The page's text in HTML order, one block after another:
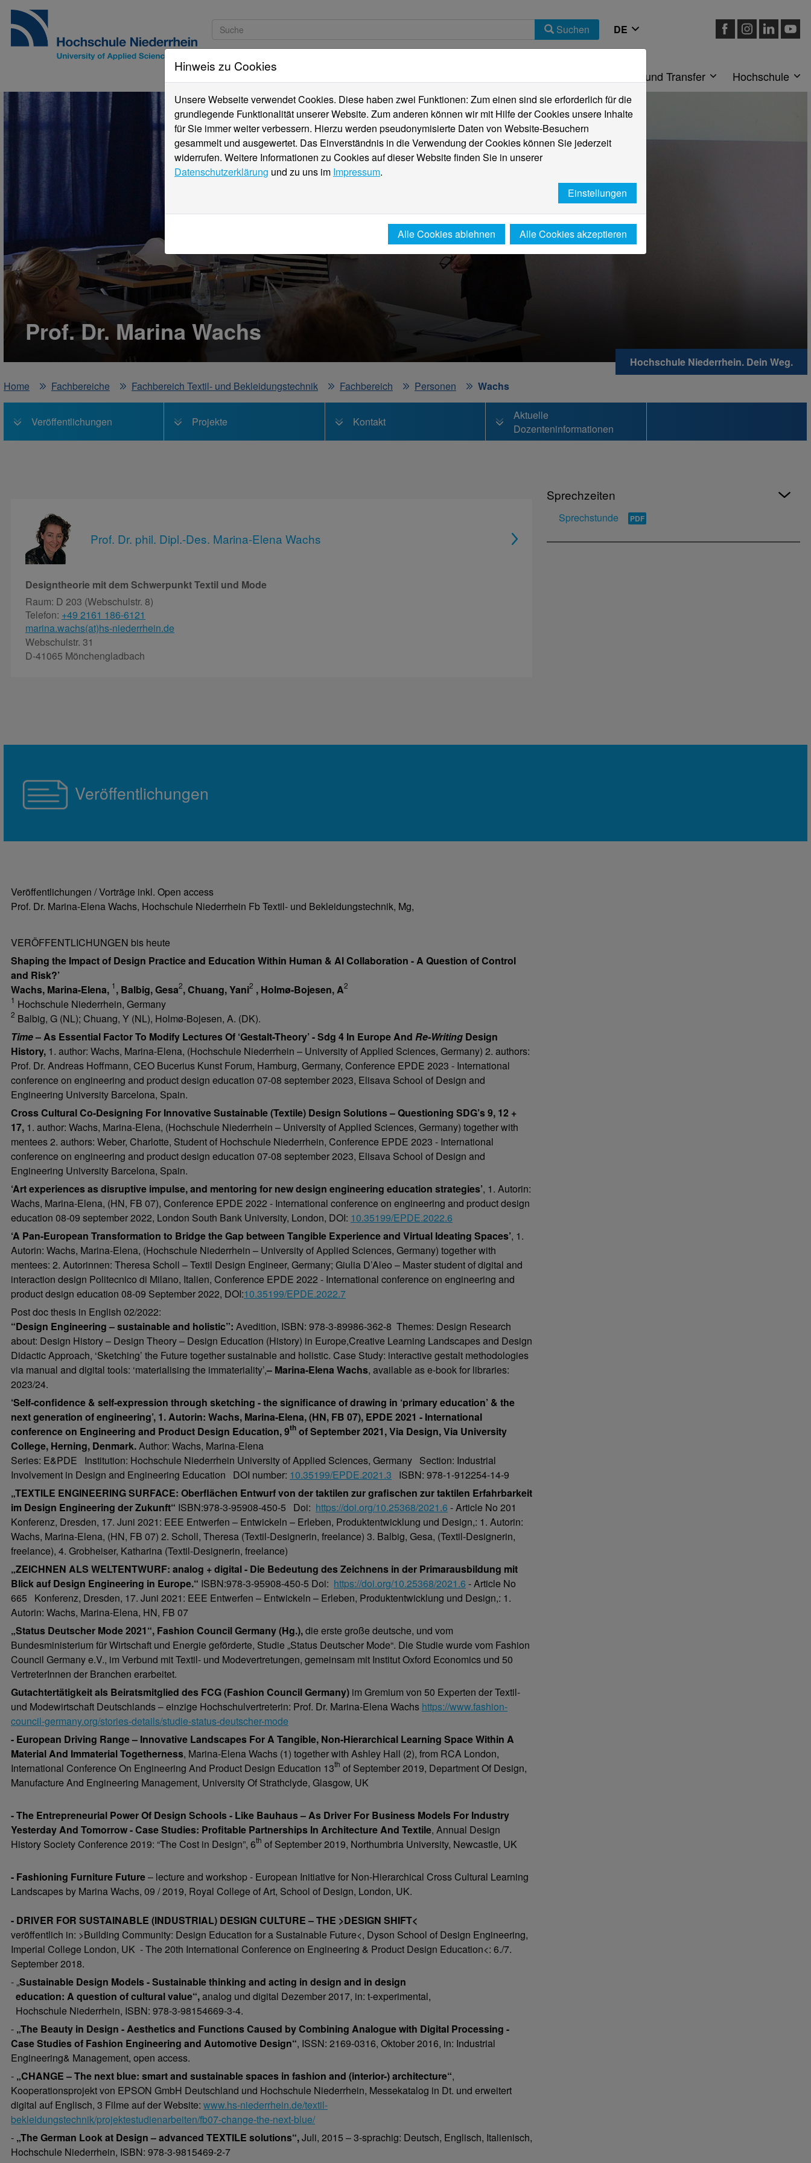
Suchen
Studieninteressierte Forschung und Transfer Hochschule
Prof. Dr. Marina Wachs
Hochschule Niederrhein. Dein Weg.
Home
Fachbereiche Fachbereich Textil- und Bekleidungstechnik Fachbereich Personen Wachs
Veröffentlichungen Projekte Kontakt
Aktuelle
Dozenteninformationen
Prof. Dr. phil. Dipl.-Des. Marina-Elena Wachs
Designtheorie mit dem Schwerpunkt Textil und Mode
Raum: D 203 (Webschulstr. 8)
Telefon: +49 2161 186-6121
marina.wachs(at)hs-niederrhein.de
Webschulstr. 31
D-41065 Mönchengladbach
Sprechzeiten
Sprechstunde
Veröffentlichungen
Veröffentlichungen / Vorträge inkl. Open access
Prof. Dr. Marina-Elena Wachs, Hochschule Niederrhein Fb Textil- und Bekleidungstechnik, Mg,
VERÖFFENTLICHUNGEN bis heute
Shaping the Impact of Design Practice and Education Within Human & AI Collaboration - A Question of Control
and Risk?’
Wachs, Marina-Elena, 1 , Balbig, Gesa2,Chuang, Yani2 , Holmø-Bojesen, A2
1 Hochschule Niederrhein, Germany
2 Balbig, G (NL); Chuang, Y (NL), Holmø-Bojesen, A. (DK).
Time– As Essential Factor To Modify Lectures Of ‘Gestalt-Theory’ - Sdg 4 In EuropeAnd Re-Writing Design
History, 1. author: Wachs, Marina-Elena, (Hochschule Niederrhein – University of Applied Sciences, Germany) 2. authors:
Prof. Dr. Andreas Hoffmann, CEO Bucerius Kunst Forum, Hamburg, Germany, Conference EPDE 2023 - International
conference on engineering and product design education 07-08 september 2023, Elisava School of Design and
Engineering University Barcelona, Spain.
Cross Cultural Co-Designing For Innovative Sustainable (Textile) Design Solutions – Questioning SDG’s 9, 12 +
17, 1. author: Wachs, Marina-Elena, (Hochschule Niederrhein – University of Applied Sciences, Germany) together with
mentees 2. authors: Weber, Charlotte, Student of Hochschule Niederrhein, Conference EPDE 2023 - International
conference on engineering and product design education 07-08 september 2023, Elisava School of Design and
Engineering University Barcelona, Spain.
‘Art experiences as disruptive impulse, and mentoring for new design engineering education strategies’, 1. Autorin:
Wachs, Marina-Elena, (HN, FB 07), Conference EPDE 2022 - International conference on engineering and product design
education 08-09 september 2022, London South Bank University, London, DOI: 10.35199/EPDE.2022.6
‘A Pan-European Transformation to Bridge the Gap between Tangible Experience and Virtual Ideating Spaces’, 1.
Autorin: Wachs, Marina-Elena, (Hochschule Niederrhein – University of Applied Sciences, Germany) together with
mentees: 2. Autorinnen: Theresa Scholl – Textil Design Engineer, Germany; Giulia D’Aleo – Master student of digital and
interaction design Politecnico di Milano, Italien, Conference EPDE 2022 - International conference on engineering and
product design education 08-09 September 2022, DOI:10.35199/EPDE.2022.7
Post doc thesis in English 02/2022:
“Design Engineering – sustainable and holistic”: Avedition, ISBN: 978-3-89986-362-8 Themes: Design Research
about: Design History – Design Theory – Design Education (History) in Europe,Creative Learning Landscapes and Design
Didactic Approach, ‘Sketching’ the Future together sustainable and holistic. Case Study: interactive gestalt methodologies
via manual and digital tools: ‘materialising the immateriality’,– Marina-Elena Wachs, available as e-book for libraries:
2023/24.
‘Self-confidence & self-expression through sketching - the significance of drawing in ‘primary education’ & the
next generation of engineering’, 1. Autorin: Wachs, Marina-Elena, (HN, FB 07), EPDE 2021 - International
conference on Engineering and Product Design Education, 9th of September 2021, Via Design, Via University
College, Herning, Denmark.Author: Wachs, Marina-Elena
Series: E&PDE Institution: Hochschule Niederrhein University of Applied Sciences, Germany Section: Industrial
Involvement in Design and Engineering Education DOI number: 10.35199/EPDE.2021.3 ISBN: 978-1-912254-14-9
„TEXTILE ENGINEERING SURFACE: Oberflächen Entwurf von der taktilen zur grafischen zur taktilen Erfahrbarkeit
im Design Engineering der Zukunft“ ISBN:978-3-95908-450-5 Doi: https://doi.org/10.25368/2021.6 - Article No 201
Konferenz, Dresden, 17. Juni 2021: EEE Entwerfen – Entwickeln – Erleben, Produktentwicklung und Design,: 1. Autorin:
Wachs, Marina-Elena, (HN, FB 07) 2. Scholl, Theresa (Textil-Designerin, freelance) 3. Balbig, Gesa, (Textil-Designerin,
freelance), 4. Grobheiser, Katharina (Textil-Designerin, freelance)
„ZEICHNEN ALS WELTENTWURF: analog + digital - Die Bedeutung des Zeichnens in der Primarausbildung mit
Blick auf Design Engineering in Europe.“ ISBN:978-3-95908-450-5 Doi: https://doi.org/10.25368/2021.6 - Article No
665 Konferenz, Dresden, 17. Juni 2021: EEE Entwerfen – Entwickeln – Erleben, Produktentwicklung und Design,: 1.
Autorin: Wachs, Marina-Elena, HN, FB 07
„Status Deutscher Mode 2021“, Fashion Council Germany (Hg.),die erste große deutsche, und vom
Bundesministerium für Wirtschaft und Energie geförderte, Studie „Status Deutscher Mode“. Die Studie wurde vom Fashion
Council Germany e.V., im Verbund mit Textil- und Modevertretungen, gemeinsam mit Institut Oxford Economics und 50
VertreterInnen der Branchen erarbeitet.
Gutachtertätigkeit als Beiratsmitglied des FCG (Fashion Council Germany) im Gremium von 50 Experten der Textil-
und Modewirtschaft Deutschlands – einzige Hochschulvertreterin: Prof. Dr. Marina-Elena Wachs https://www.fashion-
council-germany.org/stories-details/studie-status-deutscher-mode
- European Driving Range – Innovative Landscapes For A Tangible, Non-Hierarchical Learning Space Within A
Material And Immaterial Togetherness, Marina-Elena Wachs (1) together with Ashley Hall (2), from RCA London,
International Conference On Engineering And Product Design Education 13th of September 2019, Department Of Design,
Manufacture And Engineering Management, University Of Strathclyde, Glasgow, UK
- The Entrepreneurial Power Of Design Schools - Like Bauhaus – As Driver For Business Models For Industry
Yesterday And Tomorrow - Case Studies: Profitable Partnerships In Architecture And Textile, Annual Design
History Society Conference 2019: “The Cost in Design”, 6th of September 2019, Northumbria University, Newcastle, UK
- Fashioning Furniture Future– lecture and workshop - European Initiative for Non-Hierarchical Cross Cultural Learning
Landscapes by Marina Wachs, 09 / 2019, Royal College of Art, School of Design, London, UK.
- DRIVER FOR SUSTAINABLE (INDUSTRIAL) DESIGN CULTURE – THE >DESIGN SHIFT<
veröffentlich in: >Building Community: Design Education for a Sustainable Future<, Dyson School of Design Engineering,
Imperial College London, UK - The 20th International Conference on Engineering & Product Design Education<: 6./7.
September 2018.
- „Sustainable Design Models -Sustainable thinking and acting in design and in design
education: A question of cultural value“,analog und digital Dezember 2017, in: t-experimental,
Hochschule Niederrhein, ISBN: 978-3-98154669-3-4.
- „The Beauty in Design - Aesthetics and Functions Caused by Combining Analogue with Digital Processing -
Case Studies of Fashion Engineering and Automotive Design“, ISSN: 2169-0316, Oktober 2016, in: Industrial
Engineering& Management, open access.
- „CHANGE – The next blue: smart and sustainable spaces in fashion and (interior-) architecture“,
Kooperationsprojekt von EPSON GmbH Deutschland und Hochschule Niederrhein, Messekatalog in Dt. und erweitert
digital auf Englisch, 3 Filme auf der Website: www.hs-niederrhein.de/textil-
bekleidungstechnik/projektestudienarbeiten/fb07-change-the-next-blue/
- „The German Look at Design – advanced TEXTILE solutions“,Juli, 2015 – 3-sprachig: Deutsch, Englisch, Italienisch,
Hochschule Niederrhein, ISBN: 978-3-9815469-2-7
Hinweis zu Cookies
Unsere Webseite verwendet Cookies. Diese haben zwei Funktionen: Zum einen sind sie erforderlich für die
grundlegende Funktionalität unserer Website. Zum anderen können wir mit Hilfe der Cookies unsere Inhalte
für Sie immer weiter verbessern. Hierzu werden pseudonymisierte Daten von Website-Besuchern
gesammelt und ausgewertet. Das Einverständnis in die Verwendung der Cookies können Sie jederzeit
widerrufen. Weitere Informationen zu Cookies auf dieser Website finden Sie in unserer
Datenschutzerklärung und zu uns im Impressum.
Einstellungen
Alle Cookies ablehnen Alle Cookies akzeptieren